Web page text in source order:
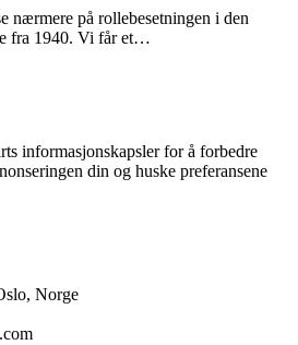
nærmere på rollebesetningen i den
fra 1940. Vi får et…
informasjonskapsler for å forbedre
din og huske preferansene
Norge